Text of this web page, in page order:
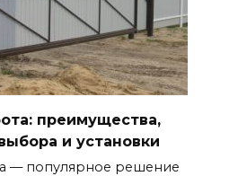
преимущества,
и установки
— популярное решение